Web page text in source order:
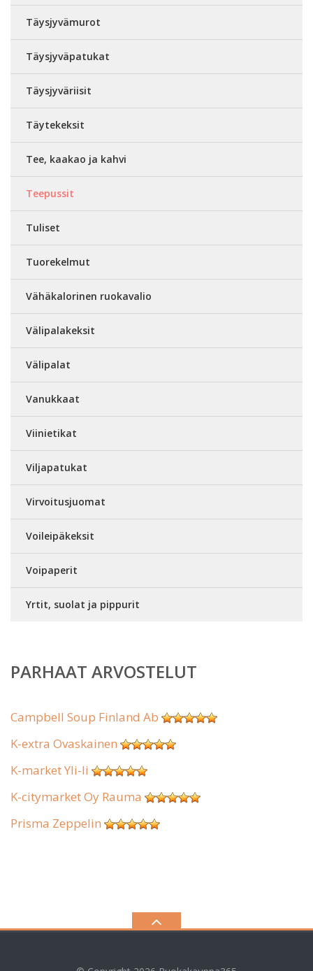
Täysjyvämurot
Täysjyväpatukat
Täysjyväriisit
Täytekeksit
Tee, kaakao ja kahvi
Teepussit
Tuliset
Tuorekelmut
Vähäkalorinen ruokavalio
Välipalakeksit
Välipalat
Vanukkaat
Viinietikat
Viljapatukat
Virvoitusjuomat
Voileipäkeksit
Voipaperit
Yrtit, suolat ja pippurit
PARHAAT ARVOSTELUT
Campbell Soup Finland Ab
K-extra Ovaskainen
K-market Yli-Ii
K-citymarket Oy Rauma
Prisma Zeppelin